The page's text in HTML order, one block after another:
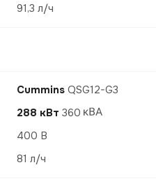
91,3 л/ч
Cummins QSG12-G3
288 кВт 360
400 В
81 л/ч